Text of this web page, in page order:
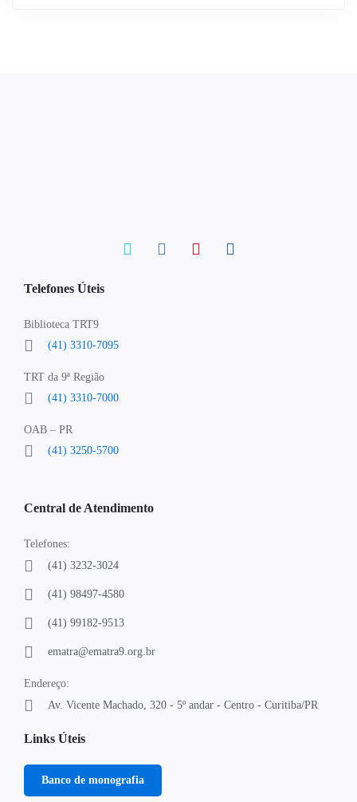
Telefones Úteis
Biblioteca TRT9
(41) 3310-7095
TRT da 9ª Região
(41) 3310-7000
OAB – PR
(41) 3250-5700
Central de Atendimento
Telefones:
(41) 3232-3024
(41) 98497-4580
(41) 99182-9513
ematra@ematra9.org.br
Endereço:
Av. Vicente Machado, 320 - 5º andar - Centro - Curitiba/PR
Links Úteis
Banco de monografia